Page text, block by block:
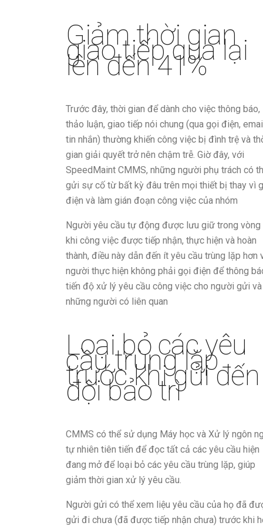
Giảm thời gian
giao tiếp qua lại
lên đến 41%
Trước đây, thời gian để dành cho việc thông báo,
thảo luận, giao tiếp nói chung (qua gọi điện,
tin nhắn) thường khiến công việc bị đình trệ và
gian giải quyết trở nên chậm trễ. Giờ đây, với
SpeedMaint CMMS, những người phụ trách có
gửi sự cố từ bất kỳ đâu trên mọi thiết bị thay vì
điện và làm gián đoạn công việc của nhóm
Người yêu cầu tự động được lưu giữ trong vòng
khi công việc được tiếp nhận, thực hiện và hoàn
thành, điều này dẫn đến ít yêu cầu trùng lặp hơn
người thực hiện không phải gọi điện để thông
tiến độ xử lý yêu cầu công việc cho người gửi và
những người có liên quan
Loại bỏ các yêu
cầu trùng lặp
trước khi gửi đến
đội bảo trì
CMMS có thể sử dụng Máy học và Xử lý ngôn
tự nhiên tiên tiến để đọc tất cả các yêu cầu hiện
đang mở để loại bỏ các yêu cầu trùng lặp, giúp
giảm thời gian xử lý yêu cầu.
Người gửi có thể xem liệu yêu cầu của họ đã
gửi đi chưa (đã được tiếp nhận chưa) trước khi